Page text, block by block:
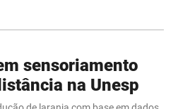
sensoriamento
na Unesp